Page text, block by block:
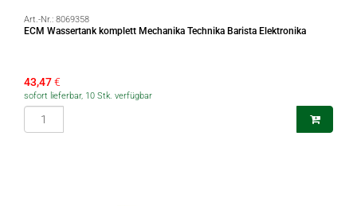
Art.-Nr.: 8069358
ECM Wassertank komplett Mechanika Technika Barista Elektronika
43,47€
sofort lieferbar, 10 Stk. verfügbar